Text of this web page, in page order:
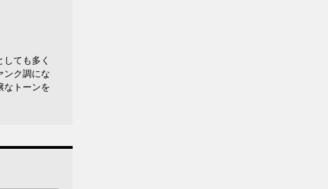
ても多く
ンク調にな
なトーンを